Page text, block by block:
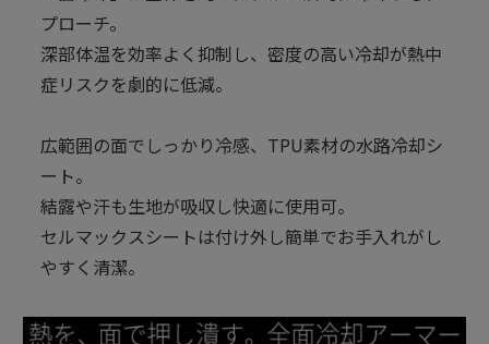
プローチ。
深部体温を効率よく抑制し、密度の高い冷却が熱中
症リスクを劇的に低減。
広範囲の面でしっかり冷感、TPU素材の水路冷却シ
ート。
結露や汗も生地が吸収し快適に使用可。
セルマックスシートは付け外し簡単でお手入れがし
やすく清潔。